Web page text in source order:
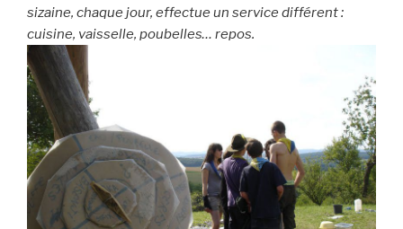
sizaine, chaque jour, effectue un service différent :
cuisine, vaisselle, poubelles… repos.